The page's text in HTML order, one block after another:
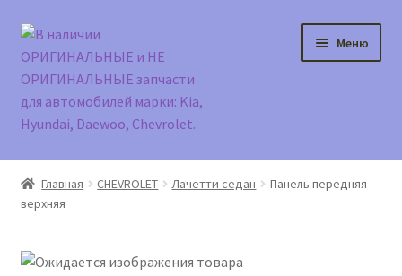
Перейти
к
навигации
Перейти
к
содержимому
Меню
Главная
Доставка и оплата
Контакты
Главная CHEVROLET Лачетти седан
Панель передняя
верхняя